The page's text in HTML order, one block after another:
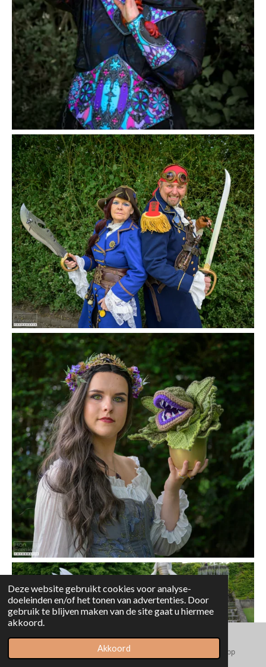
Deze website gebruikt cookies voor analyse-
doeleinden en/of het tonen van advertenties. Door
gebruik te blijven maken van de site gaat u hiermee
akkoord.
AkkoordFacebook WhatsApp